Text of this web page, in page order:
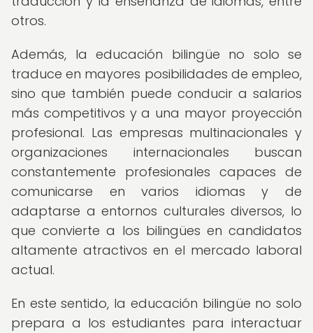
otros.
Además, la educación bilingüe no solo se
traduce en mayores posibilidades de empleo,
sino que también puede conducir a salarios
más competitivos y a una mayor proyección
profesional. Las empresas multinacionales y
organizaciones internacionales buscan
constantemente profesionales capaces de
comunicarse en varios idiomas y de
adaptarse a entornos culturales diversos, lo
que convierte a los bilingües en candidatos
altamente atractivos en el mercado laboral
actual.
En este sentido, la educación bilingüe no solo
prepara a los estudiantes para interactuar